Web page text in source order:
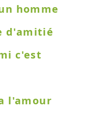
homme
d'amitié
c'est
l'amour